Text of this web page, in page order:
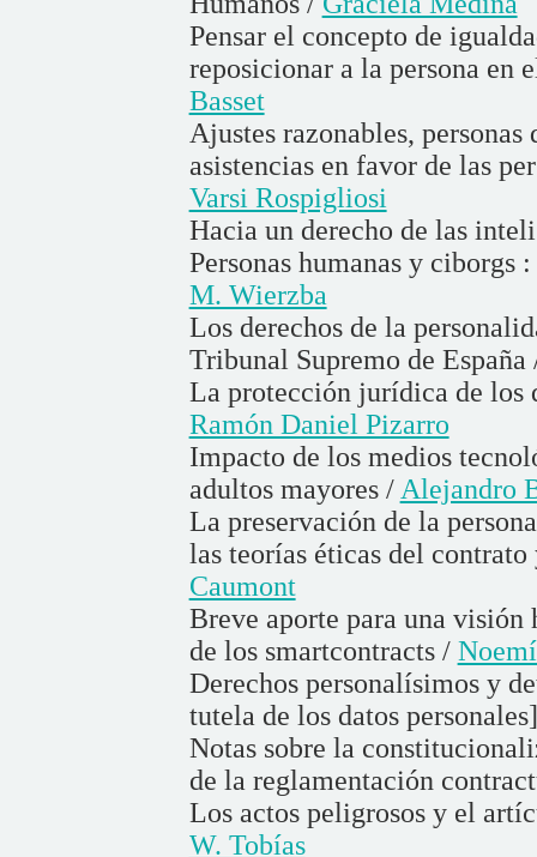
Pensar el concepto de
reposicionar a la persona en
Basset
Ajustes razonables,
asistencias en favor de las
Varsi Rospigliosi
Hacia un derecho de las
Personas humanas y
M. Wierzba
Los derechos de la
Tribunal Supremo de
La protección jurídica de los
Ramón Daniel Pizarro
Impacto de los medios
adultos mayores / Alejandro
La preservación de la
las teorías éticas del
Caumont
Breve aporte para una visión
de los smartcontracts /
Derechos personalísimos y
tutela de los datos
Notas sobre la
de la reglamentación
Los actos peligrosos y el
W. Tobías